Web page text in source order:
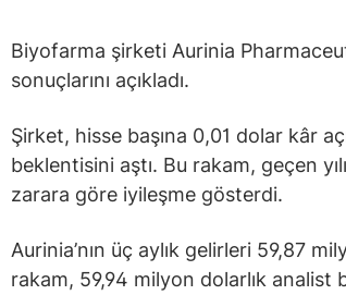
Biyofarma şirketi Aurinia
sonuçlarını açıkladı.
Şirket, hisse başına 0,01 dolar kâr
beklentisini aştı. Bu rakam, geçen
zarara göre iyileşme gösterdi.
Aurinia’nın üç aylık gelirleri 59,87
rakam, 59,94 milyon dolarlık analist